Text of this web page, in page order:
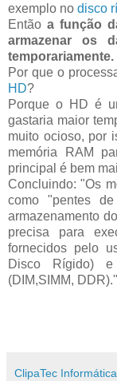
exemplo no disco
Entãoa função
armazenar os
temporariamente.
Por que o
HD?
Porque o HD é
gastaria maior
muito ocioso, por
memória RAM
principal é bem
Concluindo: "Os
como "pentes
armazenamento
precisa para
fornecidos pelo
Disco Rígido)
(DIM,SIMM, DDR)."
ClipaTec Informática